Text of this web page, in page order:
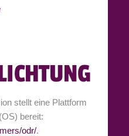
stellt eine Plattform
bereit:
odr/.